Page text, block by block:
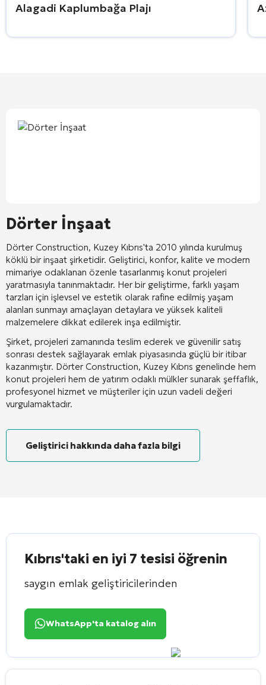
Alagadi Kaplumbağa Plajı
Dörter İnşaat
Dörter Construction, Kuzey Kıbrıs'ta 2010 yılında kurulmuş
köklü bir inşaat şirketidir. Geliştirici, konfor, kalite ve modern
mimariye odaklanan özenle tasarlanmış konut projeleri
yaratmasıyla tanınmaktadır. Her bir geliştirme, farklı yaşam
tarzları için işlevsel ve estetik olarak rafine edilmiş yaşam
alanları sunmayı amaçlayan detaylara ve yüksek kaliteli
malzemelere dikkat edilerek inşa edilmiştir.
Şirket, projeleri zamanında teslim ederek ve güvenilir satış
sonrası destek sağlayarak emlak piyasasında güçlü bir itibar
kazanmıştır. Dörter Construction, Kuzey Kıbrıs genelinde hem
konut projeleri hem de yatırım odaklı mülkler sunarak şeffaflık,
profesyonel hizmet ve müşteriler için uzun vadeli değeri
vurgulamaktadır.
Geliştirici hakkında daha fazla bilgi
Kıbrıs'taki en iyi 7 tesisi öğrenin
saygın emlak geliştiricilerinden
WhatsApp'ta katalog alın